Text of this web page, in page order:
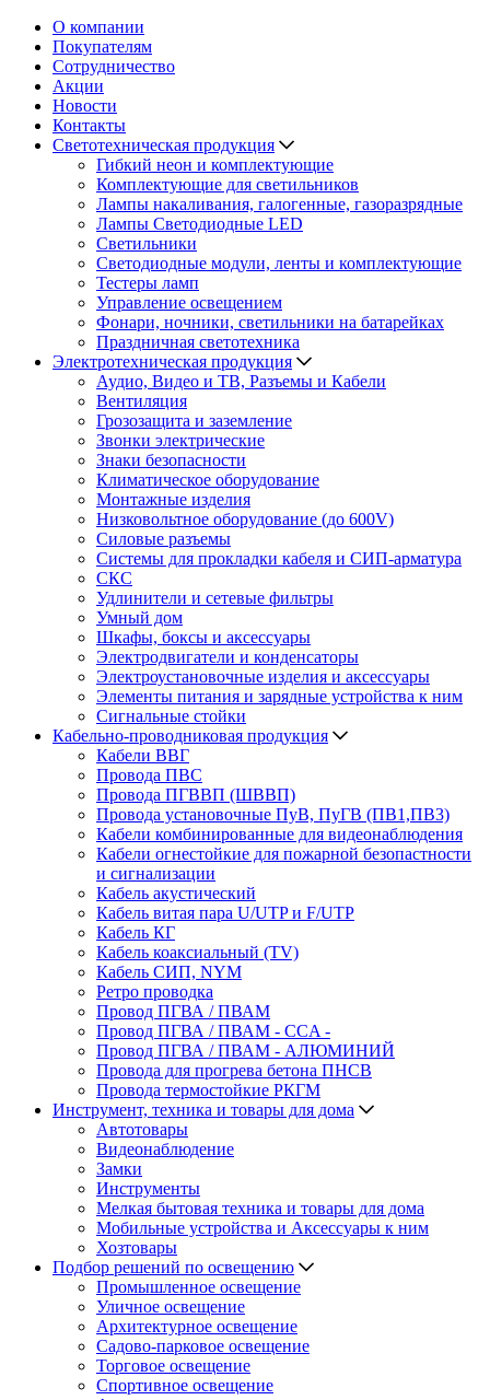
О компании
Покупателям
Сотрудничество
Акции
Новости
Контакты
Светотехническая продукция
Гибкий неон и комплектующие
Комплектующие для светильников
Лампы накаливания, галогенные, газоразрядные
Лампы Светодиодные LED
Светильники
Светодиодные модули, ленты и комплектующие
Тестеры ламп
Управление освещением
Фонари, ночники, светильники на батарейках
Праздничная светотехника
Электротехническая продукция
Аудио, Видео и ТВ, Разъемы и Кабели
Вентиляция
Грозозащита и заземление
Звонки электрические
Знаки безопасности
Климатическое оборудование
Монтажные изделия
Низковольтное оборудование (до 600V)
Силовые разъемы
Системы для прокладки кабеля и СИП-арматура
СКС
Удлинители и сетевые фильтры
Умный дом
Шкафы, боксы и аксессуары
Электродвигатели и конденсаторы
Электроустановочные изделия и аксессуары
Элементы питания и зарядные устройства к ним
Сигнальные стойки
Кабельно-проводниковая продукция
Кабели ВВГ
Провода ПВС
Провода ПГВВП (ШВВП)
Провода установочные ПуВ, ПуГВ (ПВ1,ПВ3)
Кабели комбинированные для видеонаблюдения
Кабели огнестойкие для пожарной безопастности
и сигнализации
Кабель акустический
Кабель витая пара U/UTP и F/UTP
Кабель КГ
Кабель коаксиальный (TV)
Кабель СИП, NYM
Ретро проводка
Провод ПГВА / ПВАМ
Провод ПГВА / ПВАМ - CCA -
Провод ПГВА / ПВАМ - АЛЮМИНИЙ
Провода для прогрева бетона ПНСВ
Провода термостойкие РКГМ
Инструмент, техника и товары для дома
Автотовары
Видеонаблюдение
Замки
Инструменты
Мелкая бытовая техника и товары для дома
Мобильные устройства и Аксессуары к ним
Хозтовары
Подбор решений по освещению
Промышленное освещение
Уличное освещение
Архитектурное освещение
Садово-парковое освещение
Торговое освещение
Спортивное освещение